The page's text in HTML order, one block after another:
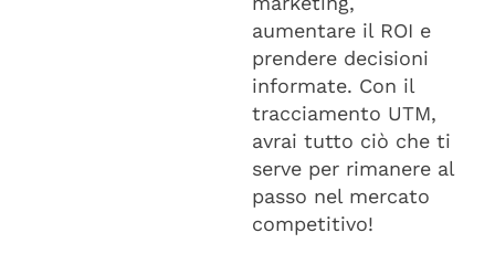
aumentare il ROI e
prendere decisioni
informate. Con il
tracciamento UTM,
avrai tutto ciò che ti
serve per rimanere al
passo nel mercato
competitivo!